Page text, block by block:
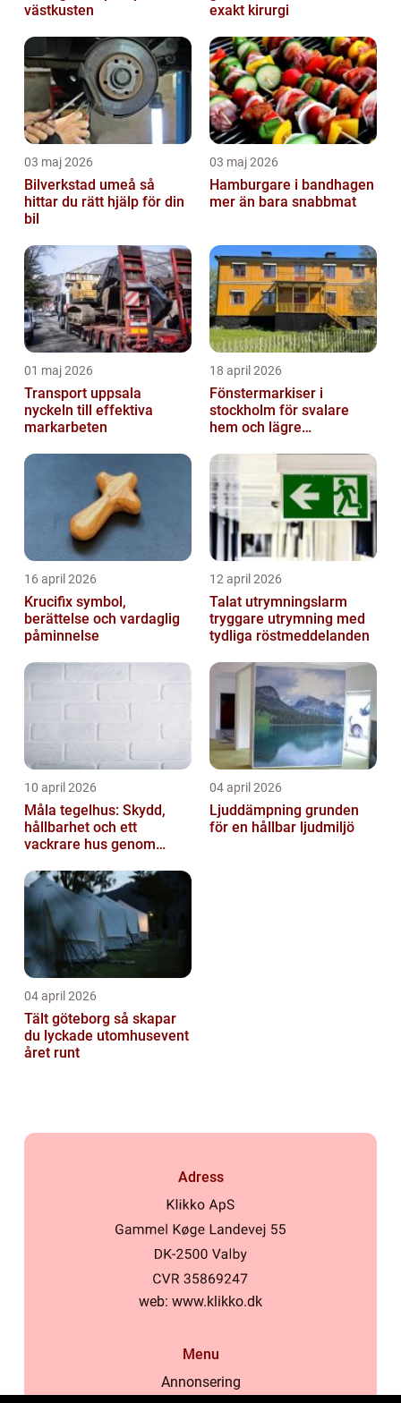
västkusten
exakt kirurgi
03 maj 2026
Bilverkstad umeå så
hittar du rätt hjälp för din
bil
03 maj 2026
Hamburgare i bandhagen
mer än bara snabbmat
01 maj 2026
Transport uppsala
nyckeln till effektiva
markarbeten
18 april 2026
Fönstermarkiser i
stockholm för svalare
hem och lägre
16 april 2026
Krucifix symbol,
berättelse och vardaglig
påminnelse
12 april 2026
Talat utrymningslarm
tryggare utrymning med
tydliga röstmeddelanden
10 april 2026
Måla tegelhus: Skydd,
hållbarhet och ett
vackrare hus genom
04 april 2026
Ljuddämpning grunden
för en hållbar ljudmiljö
04 april 2026
Tält göteborg så skapar
du lyckade utomhusevent
året runt
Adress
web: www.klikko.dk
Menu
Annonsering